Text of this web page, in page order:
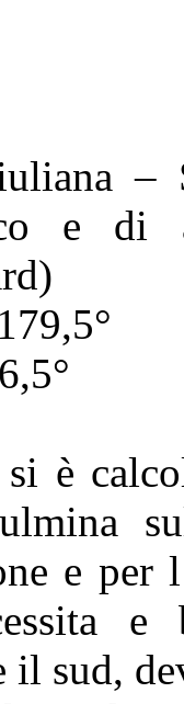
–
e di
179,5°
6,5°
è
e per
e
sud,